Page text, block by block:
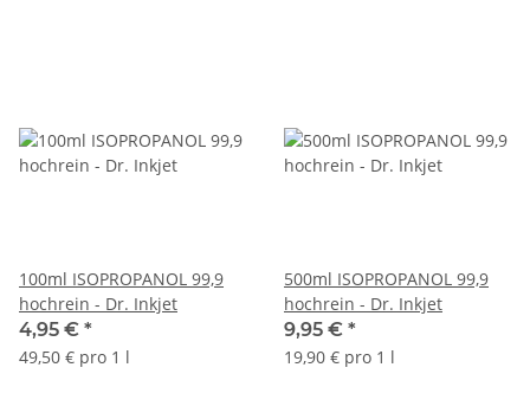
100ml ISOPROPANOL 99,9
hochrein - Dr. Inkjet
4,95 € *
49,50 € pro 1 l
500ml ISOPROPANOL 99,9
hochrein - Dr. Inkjet
9,95 € *
19,90 € pro 1 l